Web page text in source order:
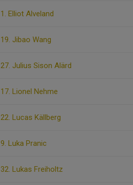
1. Elliot Alveland
19. Jibao Wang
27. Julius Sison Alärd
17. Lionel Nehme
22. Lucas Källberg
9. Luka Pranic
32. Lukas Freiholtz